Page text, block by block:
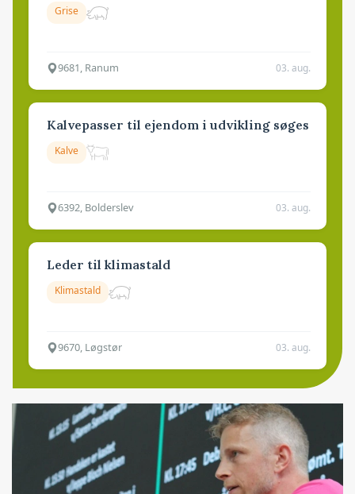
Grise
9681, Ranum 03. aug.
Kalvepasser til ejendom i udvikling søges
Kalve
6392, Bolderslev 03. aug.
Leder til klimastald
Klimastald
9670, Løgstør 03. aug.